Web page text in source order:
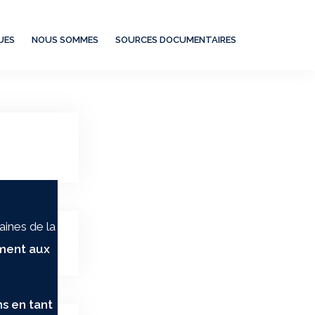
NOUS SOMMES SOURCES DOCUMENTAIRES
de la
aux
en tant